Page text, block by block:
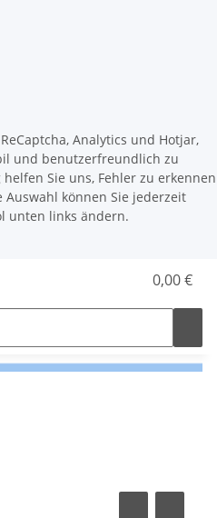
Analytics und Hotjar,
und benutzerfreundlich zu
Sie uns, Fehler zu erkennen
können Sie jederzeit
unten links ändern.
0,00 €